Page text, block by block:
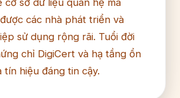
các nhà phát triển và
sử dụng rộng rãi. Tuổi đời
chỉ DigiCert và hạ tầng ổn
tín hiệu đáng tin cậy.